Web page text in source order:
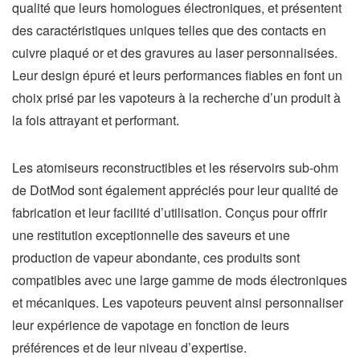
qualité que leurs homologues électroniques, et présentent
des caractéristiques uniques telles que des contacts en
cuivre plaqué or et des gravures au laser personnalisées.
Leur design épuré et leurs performances fiables en font un
choix prisé par les vapoteurs à la recherche d’un produit à
la fois attrayant et performant.
Les atomiseurs reconstructibles et les réservoirs sub-ohm
de DotMod sont également appréciés pour leur qualité de
fabrication et leur facilité d’utilisation. Conçus pour offrir
une restitution exceptionnelle des saveurs et une
production de vapeur abondante, ces produits sont
compatibles avec une large gamme de mods électroniques
et mécaniques. Les vapoteurs peuvent ainsi personnaliser
leur expérience de vapotage en fonction de leurs
préférences et de leur niveau d’expertise.